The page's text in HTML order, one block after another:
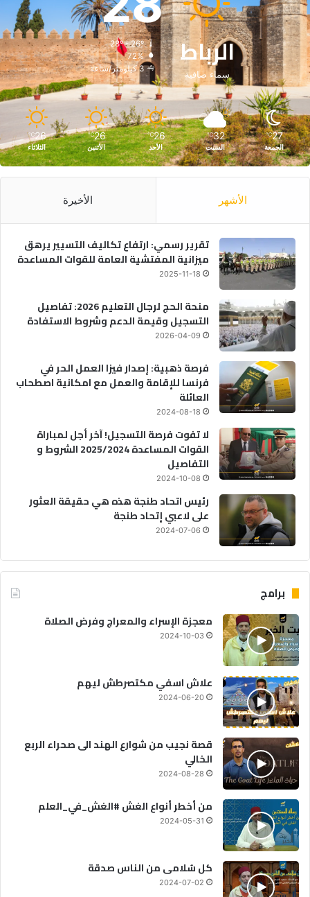
الرباط
سماء صافية
28º - 26º
72%
3 كيلومتر/ساعة
27
℃
الجمعة
32
℃
السبت
26
℃
الأحد
26
℃
الأثنين
26
℃
الثلاثاء
الأشهر الأخيرة
تقرير رسمي: ارتفاع تكاليف التسيير يرهق
ميزانية المفتشية العامة للقوات المساعدة
2025-11-18
منحة الحج لرجال التعليم 2026: تفاصيل
التسجيل وقيمة الدعم وشروط الاستفادة
2026-04-09
فرصة ذهبية: إصدار فيزا العمل الحر في
فرنسا للإقامة والعمل مع امكانية اصطحاب
العائلة
2024-08-18
لا تفوت فرصة التسجيل! آخر أجل لمباراة
القوات المساعدة 2025/2024 الشروط و
التفاصيل
2024-10-08
رئيس اتحاد طنجة هذه هي حقيقة العثور
على لاعبي إتحاد طنجة
2024-07-06
برامج
معجزة الإسراء والمعراج وفرض الصلاة
2024-10-03
علاش اسفي مكتصرطش ليهم
2024-06-20
قصة نجيب من شوارع الهند الى صحراء الربع
الخالي
2024-08-28
من أخطر أنواع الغش #الغش_في_العلم
2024-05-31
كل سُلامى من الناس صدقة
2024-07-02